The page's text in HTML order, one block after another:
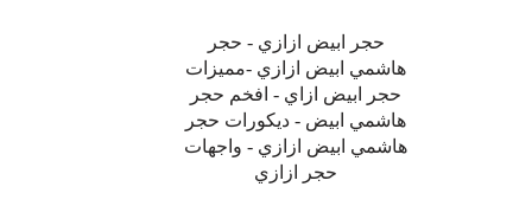
حجر ابيض ازازي - حجر
هاشمي ابيض ازازي -مميزات
حجر ابيض ازاي - افخم حجر
هاشمي ابيض - ديكورات حجر
هاشمي ابيض ازازي - واجهات
حجر ازازي